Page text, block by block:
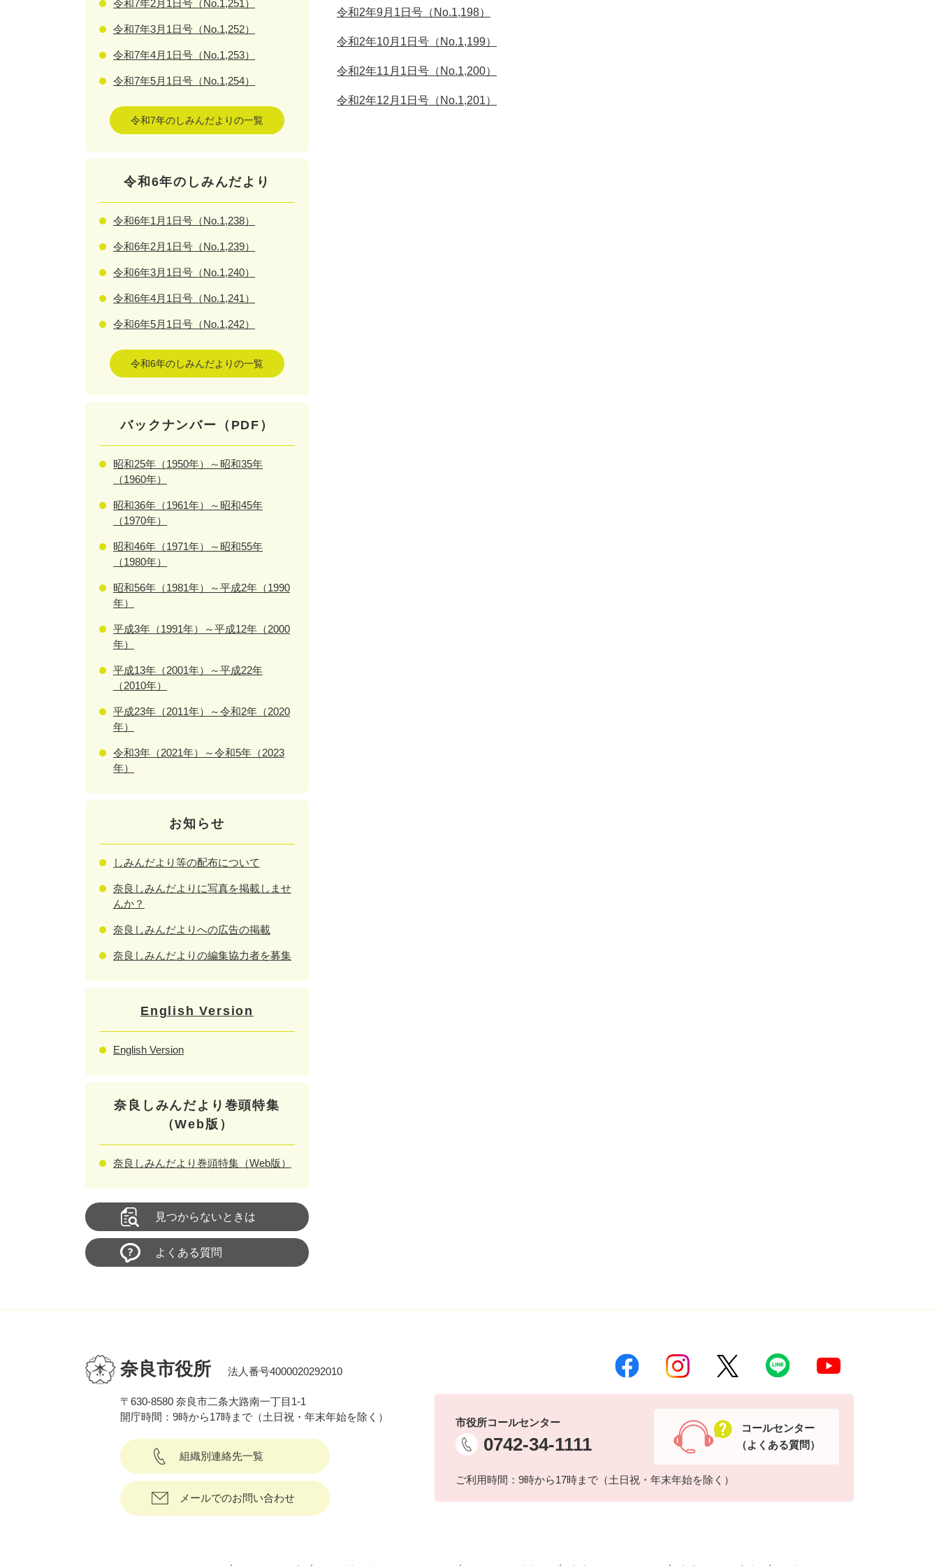
令和2年9月1日号（No.1,198）
令和2年10月1日号（No.1,199）
令和2年11月1日号（No.1,200）
令和2年12月1日号（No.1,201）
令和7年2月1日号（No.1,251）
令和7年3月1日号（No.1,252）
令和7年4月1日号（No.1,253）
令和7年5月1日号（No.1,254）
令和7年のしみんだよりの一覧
令和6年のしみんだより
令和6年1月1日号（No.1,238）
令和6年2月1日号（No.1,239）
令和6年3月1日号（No.1,240）
令和6年4月1日号（No.1,241）
令和6年5月1日号（No.1,242）
令和6年のしみんだよりの一覧
バックナンバー（PDF）
昭和25年（1950年）～昭和35年
（1960年）
昭和36年（1961年）～昭和45年
（1970年）
昭和46年（1971年）～昭和55年
（1980年）
昭和56年（1981年）～平成2年（1990
年）
平成3年（1991年）～平成12年（2000
年）
平成13年（2001年）～平成22年
（2010年）
平成23年（2011年）～令和2年（2020
年）
令和3年（2021年）～令和5年（2023
年）
お知らせ
しみんだより等の配布について
奈良しみんだよりに写真を掲載しませ
んか？
奈良しみんだよりへの広告の掲載
奈良しみんだよりの編集協力者を募集
English Version
English Version
奈良しみんだより巻頭特集
（Web版）
奈良しみんだより巻頭特集（Web版）
見つからないときは
よくある質問
奈良市役所 法人番号4000020292010
〒630-8580 奈良市二条大路南一丁目1-1
開庁時間：9時から17時まで（土日祝・年末年始を除く）
組織別連絡先一覧
メールでのお問い合わせ
市役所コールセンター
0742-34-1111
ご利用時間：9時から17時まで（土日祝・年末年始を除く）
コールセンター
（よくある質問）